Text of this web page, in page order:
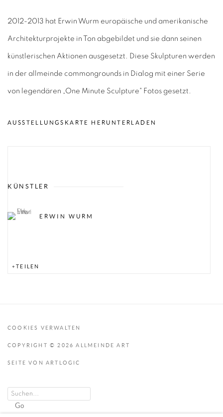
2012-2013 hat Erwin Wurm europäische und amerikanische
Architekturprojekte in Ton abgebildet und sie dann seinen
künstlerischen Aktionen ausgesetzt. Diese Skulpturen werden
in der allmeinde commongrounds in Dialog mit einer Serie
von legendären „One Minute Sculpture" Fotos gesetzt.
AUSSTELLUNGSKARTE HERUNTERLADEN
KÜNSTLER
ERWIN WURM
TEILEN
COOKIES VERWALTEN
COPYRIGHT © 2026 ALLMEINDE ART
SEITE VON ARTLOGIC
Go